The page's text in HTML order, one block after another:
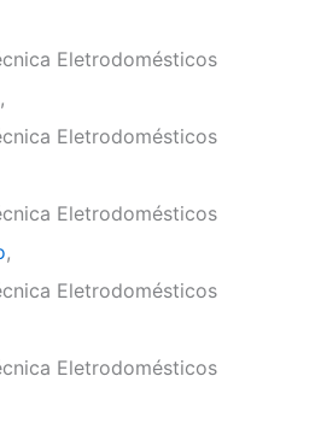
Eletrodomésticos
,
Eletrodomésticos
Eletrodomésticos
,
Eletrodomésticos
Eletrodomésticos